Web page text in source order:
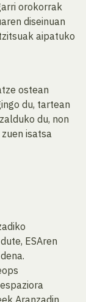
orokorrak
diseinuan
aipatuko
ostean
du, tartean
du, non
isatsa
ESAren